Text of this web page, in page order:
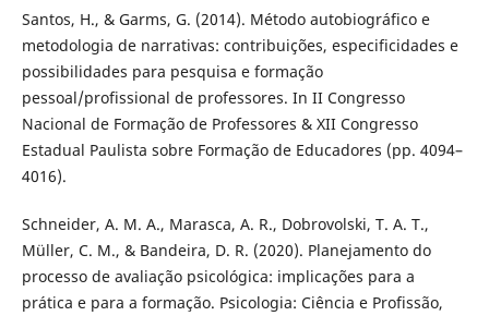
Santos, H., & Garms, G. (2014). Método autobiográfico e
metodologia de narrativas: contribuições, especificidades e
possibilidades para pesquisa e formação
pessoal/profissional de professores. In II Congresso
Nacional de Formação de Professores & XII Congresso
Estadual Paulista sobre Formação de Educadores (pp. 4094–
4016).
Schneider, A. M. A., Marasca, A. R., Dobrovolski, T. A. T.,
Müller, C. M., & Bandeira, D. R. (2020). Planejamento do
processo de avaliação psicológica: implicações para a
prática e para a formação. Psicologia: Ciência e Profissão,